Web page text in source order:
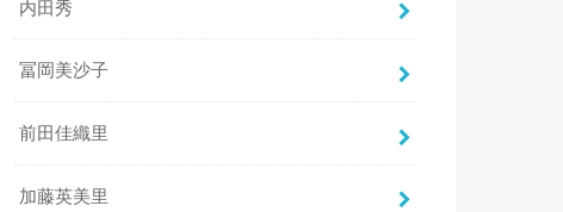
内田秀
冨岡美沙子
前田佳織里
加藤英美里